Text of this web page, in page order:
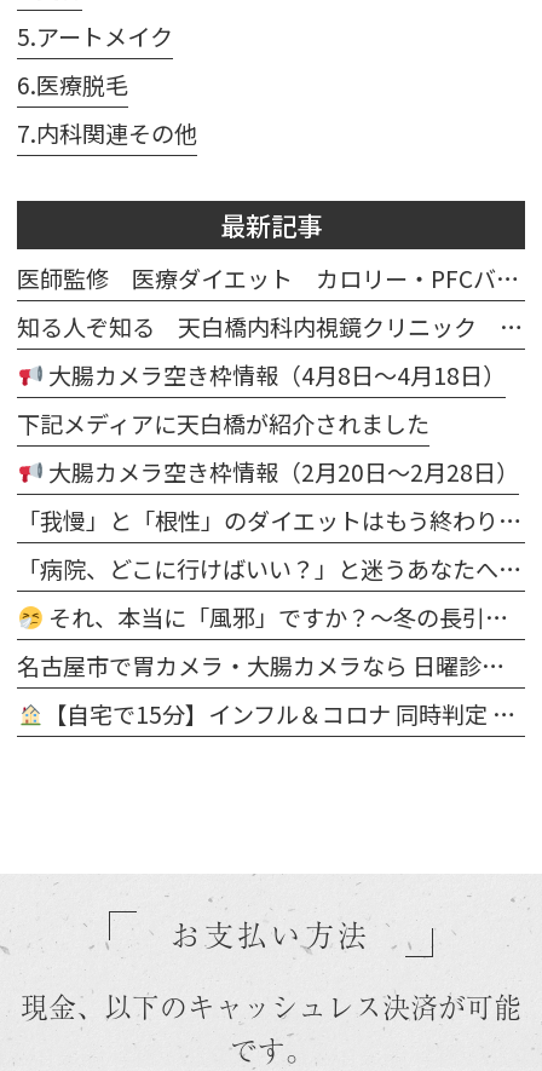
5.アートメイク
6.医療脱毛
7.内科関連その他
最新記事
医師監修 医療ダイエット カロリー・PFCバランス計算シート
知る人ぞ知る 天白橋内科内視鏡クリニック マスコット テンパクノダギツネ イラスト
大腸カメラ空き枠情報（4月8日～4月18日）
下記メディアに天白橋が紹介されました
大腸カメラ空き枠情報（2月20日～2月28日）
「我慢」と「根性」のダイエットはもう終わり。医師が寄り添う“科学的な減量”で、理想の自分を今度こそ手に入れる
「病院、どこに行けばいい？」と迷うあなたへ。内科・発熱からダイエット・脱毛まで“まとめて相談できる”新しいクリニックのカタチ
それ、本当に「風邪」ですか？〜冬の長引く鼻・のどの不調は“隠れ花粉症”かもしれません〜
名古屋市で胃カメラ・大腸カメラなら 日曜診療・鎮静検査対応｜天白橋内科内視鏡クリニック
【自宅で15分】インフル＆コロナ 同時判定 医療用抗原キット 販売開始 ＠天白橋内科内視鏡クリニック
お支払い方法
現金、以下のキャッシュレス決済が可能
です。